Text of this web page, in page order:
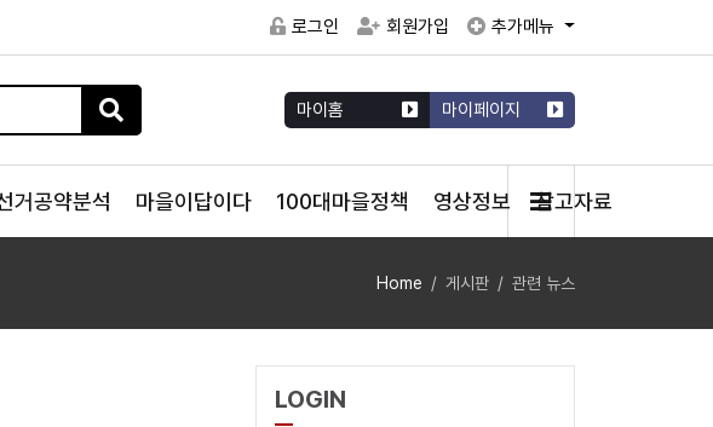
로그인 회원가입 추가메뉴
마이홈 마이페이지
거공약분석 마을이답이다 100대마을정책 영상정보 참고자료
Home 게시판 관련 뉴스
LOGIN